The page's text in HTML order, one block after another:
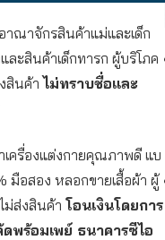
าณาจักรสินค้าแม่และเด็ก
ละสินค้าเด็กทารก ผู้บริโภค
สินค้า ไม่ทราบชื่อและ
าเครื่องแต่งกายคุณภาพดี แบ
มือสอง หลอกขายเสื้อผ้า ผู้
ม่ส่งสินค้า โอนเงินโดยการ
พร้อมเพย์ ธนาคารซีไอ